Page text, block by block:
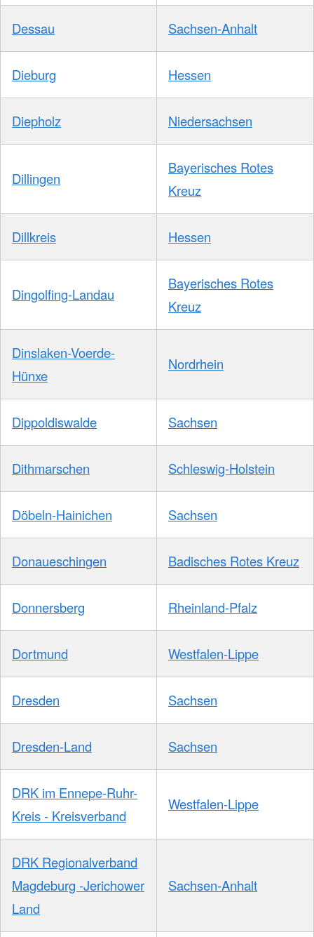
Dessau Sachsen-Anhalt
Dieburg Hessen
Diepholz Niedersachsen
Dillingen
Bayerisches Rotes
Kreuz
Dillkreis Hessen
Dingolfing-Landau
Bayerisches Rotes
Kreuz
Dinslaken-Voerde-
Hünxe
Nordrhein
Dippoldiswalde Sachsen
Dithmarschen Schleswig-Holstein
Döbeln-Hainichen Sachsen
Donaueschingen Badisches Rotes Kreuz
Donnersberg Rheinland-Pfalz
Dortmund Westfalen-Lippe
Dresden Sachsen
Dresden-Land Sachsen
DRK im Ennepe-Ruhr-
Kreis - Kreisverband
Westfalen-Lippe
DRK Regionalverband
Magdeburg -Jerichower
Land
Sachsen-Anhalt